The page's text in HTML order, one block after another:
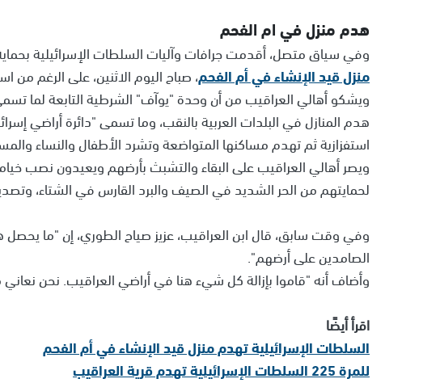
هدم منزل في ام الفحم
وفي سياق متصل، أقدمت جرافات وآليات السلطات الإسرائيلية
منزل قيد الإنشاء في أم الفحم، صباح اليوم الاثنين، على الرغم
ويشكو أهالي العراقيب من أن وحدة "يوآف" الشرطية التابعة لما
هدم المنازل في البلدات العربية بالنقب، وما تسمى "دائرة أراضي
استفزازية ثم تهدم مساكنها المتواضعة وتشرد الأطفال والنساء
ويصر أهالي العراقيب على البقاء والتشبث بأرضهم ويعيدون نصب
لحمايتهم من الحر الشديد في الصيف والبرد القارس في الشتاء،
وفي وقت سابق، قال ابن العراقيب، عزيز صياح الطوري، إن "ما
الصامدين على أرضهم".
وأضاف أنه "قاموا بإزالة كل شيء هنا في أراضي العراقيب. نحن
اقرأ أيضًا
السلطات الإسرائيلية تهدم منزل قيد الإنشاء في أم الفحم
للمرة 225 السلطات الإسرائيلية تهدم قرية العراقيب